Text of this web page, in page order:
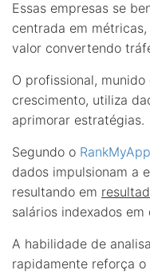
Essas empresas se
centrada em
valor convertendo
O profissional,
crescimento, utiliza
aprimorar estratégias.
Segundo o RankMyApp
dados impulsionam a
resultando em
salários indexados em
A habilidade de
rapidamente reforça